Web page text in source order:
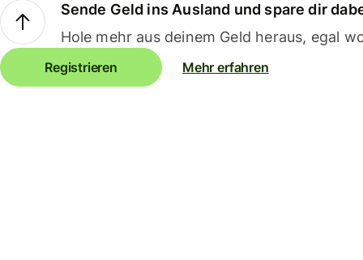
Sende Geld ins Ausland und spare dir
Hole mehr aus deinem Geld heraus, egal
Registrieren Mehr erfahren